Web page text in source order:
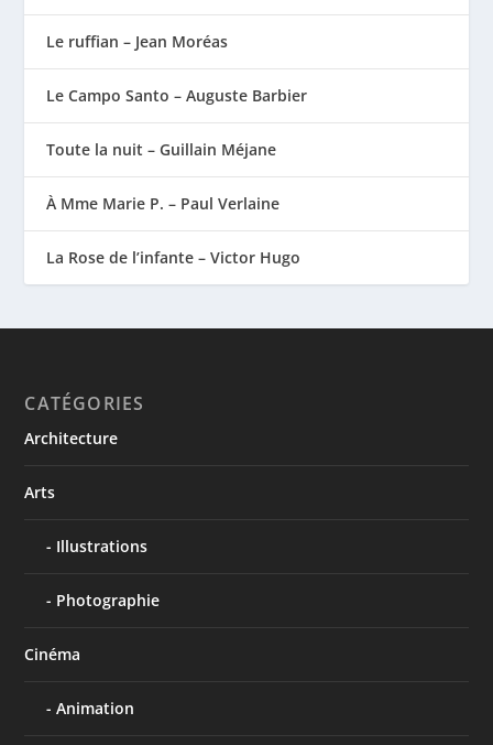
Le ruffian – Jean Moréas
Le Campo Santo – Auguste Barbier
Toute la nuit – Guillain Méjane
À Mme Marie P. – Paul Verlaine
La Rose de l’infante – Victor Hugo
CATÉGORIES
Architecture
Arts
Illustrations
Photographie
Cinéma
Animation